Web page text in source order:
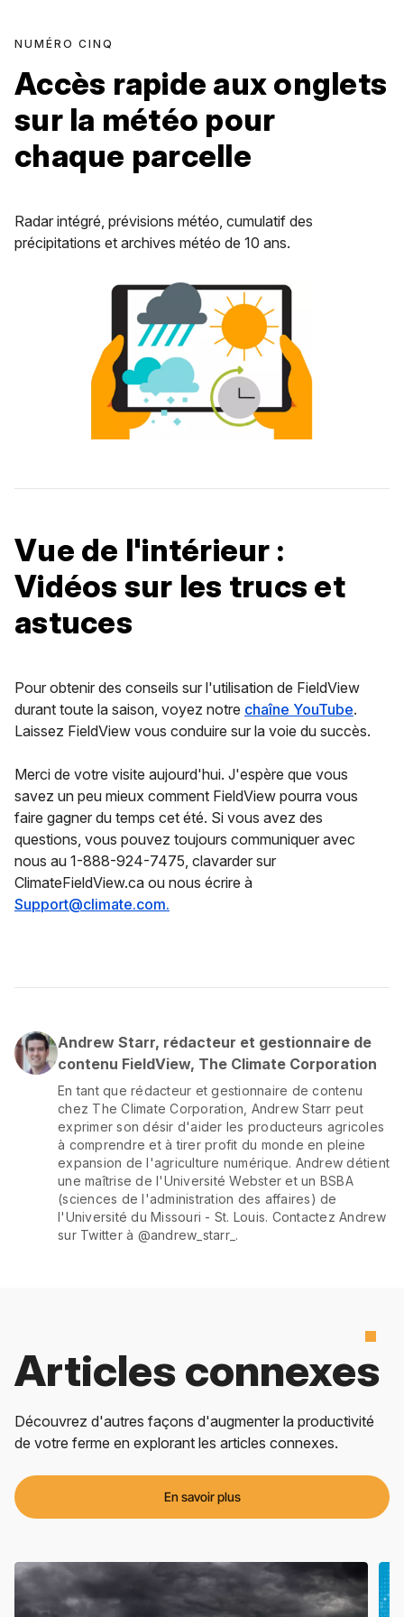
NUMÉRO CINQ
Accès rapide aux onglets
sur la météo pour
chaque parcelle
Radar intégré, prévisions météo, cumulatif des
précipitations et archives météo de 10 ans.
Vue de l'intérieur :
Vidéos sur les trucs et
astuces
Pour obtenir des conseils sur l'utilisation de FieldView
durant toute la saison, voyez notre chaîne YouTube.
Laissez FieldView vous conduire sur la voie du succès.
Merci de votre visite aujourd'hui. J'espère que vous
savez un peu mieux comment FieldView pourra vous
faire gagner du temps cet été. Si vous avez des
questions, vous pouvez toujours communiquer avec
nous au 1-888-924-7475, clavarder sur
ClimateFieldView.ca ou nous écrire à
Support@climate.com.
Andrew Starr, rédacteur et gestionnaire de
contenu FieldView, The Climate Corporation
En tant que rédacteur et gestionnaire de contenu
chez The Climate Corporation, Andrew Starr peut
exprimer son désir d'aider les producteurs agricoles
à comprendre et à tirer profit du monde en pleine
expansion de l'agriculture numérique. Andrew détient
une maîtrise de l'Université Webster et un BSBA
(sciences de l'administration des affaires) de
l'Université du Missouri - St. Louis. Contactez Andrew
sur Twitter à @andrew_starr_.
Articles connexes
Découvrez d'autres façons d'augmenter la productivité
de votre ferme en explorant les articles connexes.
En savoir plus